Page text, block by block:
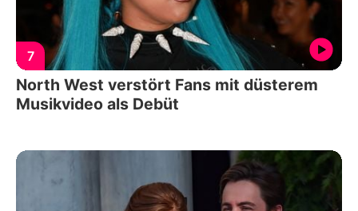
7
North West verstört Fans mit düsterem
Musikvideo als Debüt